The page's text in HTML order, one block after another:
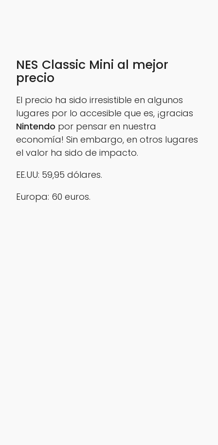
NES Classic Mini al mejor
precio
El precio ha sido irresistible en algunos
lugares por lo accesible que es, ¡gracias
Nintendo por pensar en nuestra
economía! Sin embargo, en otros lugares
el valor ha sido de impacto.
EE.UU: 59,95 dólares.
Europa: 60 euros.